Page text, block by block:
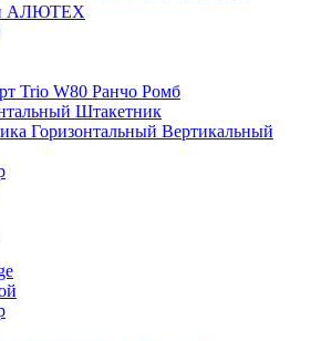
АЛЮТЕХ
Trio W80 Ранчо Ромб
Штакетник
Горизонтальный Вертикальный